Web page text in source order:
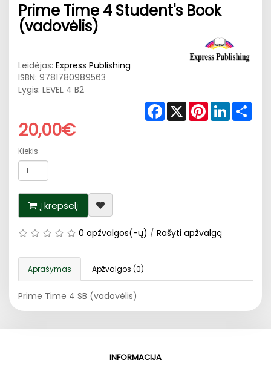
Prime Time 4 Student's Book
(vadovėlis)
Leidėjas: Express Publishing
ISBN: 9781780989563
Lygis: LEVEL 4 B2
Facebook
X PinterestLinkedIn
20,00€
Kiekis
Į krepšelį
0 apžvalgos(-ų) / Rašyti apžvalgą
Aprašymas Apžvalgos (0)
Prime Time 4 SB (vadovėlis)
INFORMACIJA